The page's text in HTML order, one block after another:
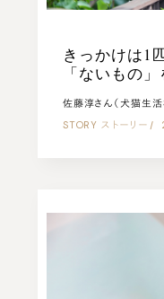
STORY ストーリー |
きっかけは1
「ないもの
佐藤淳さん（犬猫生